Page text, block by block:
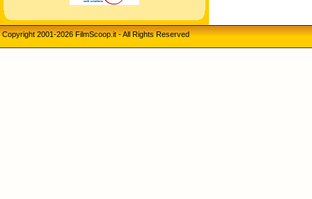
Copyright 2001-2026 FilmScoop.it - All Rights Reserved